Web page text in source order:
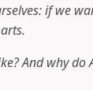
if we
And why